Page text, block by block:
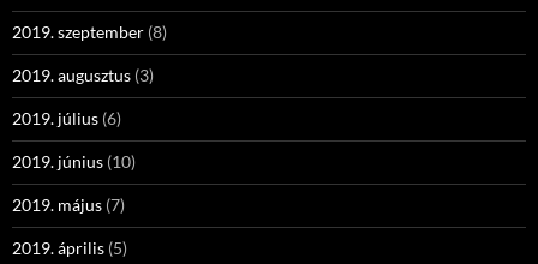
2019. szeptember (8)
2019. augusztus (3)
2019. július (6)
2019. június (10)
2019. május (7)
2019. április (5)